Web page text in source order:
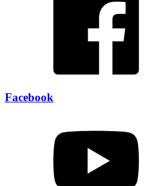
Facebook